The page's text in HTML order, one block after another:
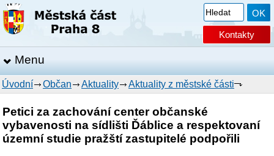
Kontakty
Menu
Úvodní Občan Aktuality Aktuality z městské části
Petici za zachování center občanské
vybavenosti na sídlišti Ďáblice a respektovaní
územní studie pražští zastupitelé podpořili